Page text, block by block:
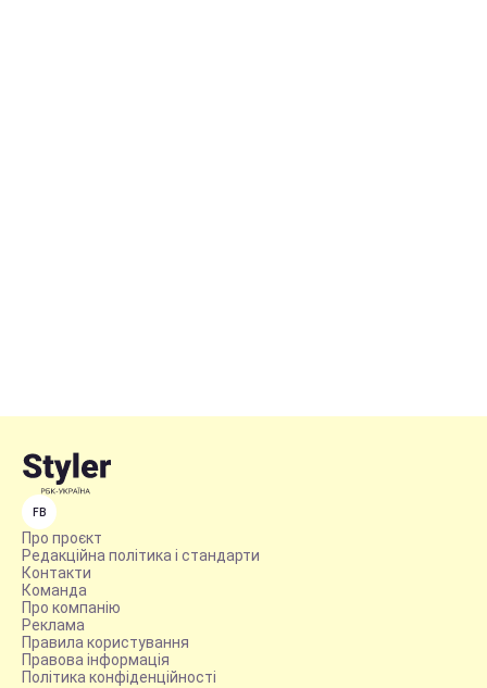
FB
Про проєкт
Редакційна політика і стандарти
Контакти
Команда
Про компанію
Реклама
Правила користування
Правова інформація
Політика конфіденційності